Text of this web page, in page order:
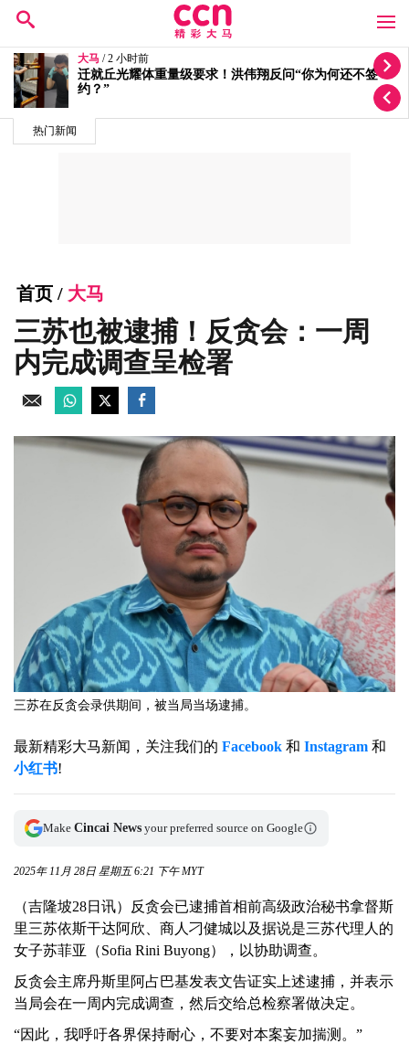
热门新闻
大马 / 2 小时前
否认没对付廖顺喜 总检署：他付千万罚单后获撤控
首页 / 大马
三苏也被逮捕！反贪会：一周
内完成调查呈检署
三苏在反贪会录供期间，被当局当场逮捕。
最新精彩大马新闻，关注我们的 Facebook 和 Instagram 和
小红书!
Make Cincai News your preferred source on Google
2025年 11月 28日 星期五 6:21 下午 MYT
（吉隆坡28日讯）反贪会已逮捕首相前高级政治秘书拿督斯
里三苏依斯干达阿欣、商人刁健城以及据说是三苏代理人的
女子苏菲亚（Sofia Rini Buyong），以协助调查。
反贪会主席丹斯里阿占巴基发表文告证实上述逮捕，并表示
当局会在一周内完成调查，然后交给总检察署做决定。
“因此，我呼吁各界保持耐心，不要对本案妄加揣测。”